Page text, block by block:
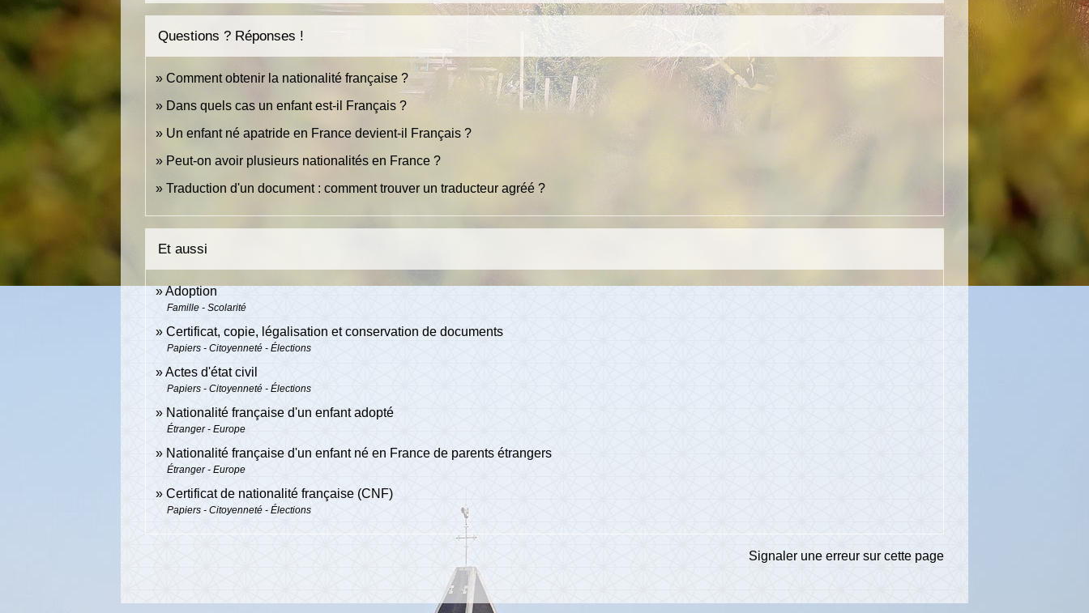
Questions ? Réponses !
Comment obtenir la nationalité française ?
Dans quels cas un enfant est-il Français ?
Un enfant né apatride en France devient-il Français ?
Peut-on avoir plusieurs nationalités en France ?
Traduction d'un document : comment trouver un traducteur agréé ?
Et aussi
Adoption
Famille - Scolarité
Certificat, copie, légalisation et conservation de documents
Papiers - Citoyenneté - Élections
Actes d'état civil
Papiers - Citoyenneté - Élections
Nationalité française d'un enfant adopté
Étranger - Europe
Nationalité française d'un enfant né en France de parents étrangers
Étranger - Europe
Certificat de nationalité française (CNF)
Papiers - Citoyenneté - Élections
Signaler une erreur sur cette page